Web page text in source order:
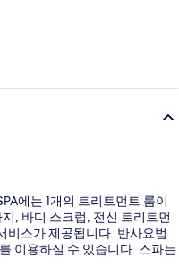
에는 1개의 트리트먼트 룸이
, 바디 스크럽, 전신 트리트먼
비스가 제공됩니다. 반사요법
이용하실 수 있습니다. 스파는